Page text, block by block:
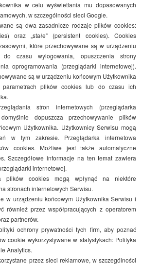
w celu wyświetlania mu dopasowanych
w szczególności sieci Google.
są dwa zasadnicze rodzaje plików cookies:
oraz „stałe” (persistent cookies). Cookies
które przechowywane są w urządzeniu
do czasu wylogowania, opuszczenia strony
oprogramowania (przeglądarki internetowej).
są w urządzeniu końcowym Użytkownika
plików cookies lub do czasu ich
stron internetowych (przeglądarka
dopuszcza przechowywanie plików
Użytkownika. Użytkownicy Serwisu mogą
w tym zakresie. Przeglądarka internetowa
cookies. Możliwe jest także automatyczne
Szczegółowe informacje na ten temat zawiera
internetowej.
plików cookies mogą wpłynąć na niektóre
stronach internetowych Serwisu.
w urządzeniu końcowym Użytkownika Serwisu i
również przez współpracujących z operatorem
partnerów.
ochrony prywatności tych firm, aby poznać
cookie wykorzystywane w statystykach: Polityka
Analytics.
przez sieci reklamowe, w szczególności